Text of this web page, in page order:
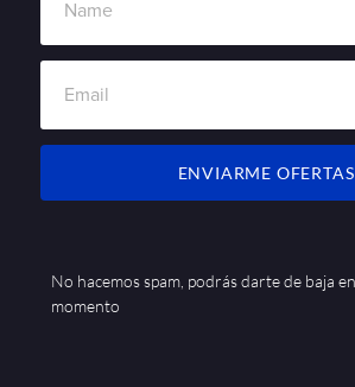
ENVIARME OFERTAS
No hacemos spam, podrás darte de baja
momento